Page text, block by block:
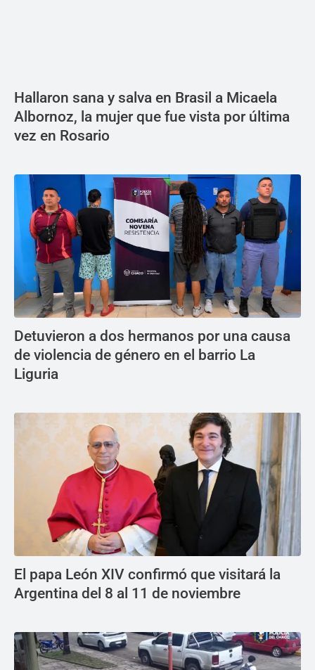
Hallaron sana y salva en Brasil a Micaela
Albornoz, la mujer que fue vista por última
vez en Rosario
Detuvieron a dos hermanos por una causa
de violencia de género en el barrio La
Liguria
El papa León XIV confirmó que visitará la
Argentina del 8 al 11 de noviembre